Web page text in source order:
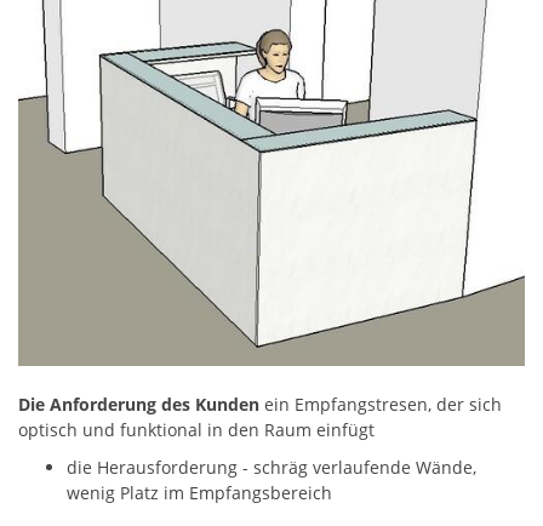
Die Anforderung des Kunden ein Empfangstresen, der sich
optisch und funktional in den Raum einfügt
die Herausforderung - schräg verlaufende Wände,
wenig Platz im Empfangsbereich